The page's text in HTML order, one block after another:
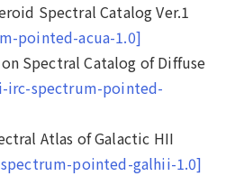
Spectral Catalog Ver.1
pointed-acua-1.0]
Spectral Catalog of Diffuse
irc-spectrum-pointed-
Atlas of Galactic HII
pointed-galhii-1.0]